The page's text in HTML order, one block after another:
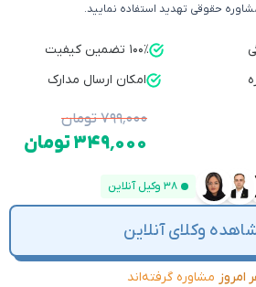
حقوقی تهدید استفاده نمایید.
۱۰۰٪ تضمین کیفیت
امکان ارسال مدارک
۷۹۹٬۰۰۰ تومان
۳۴۹٬۰۰۰ تومان
۳۸ وکیل آنلاین
وکلای آنلاین
مشاوره گرفته‌اند